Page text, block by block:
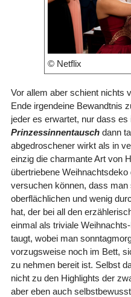
© Netflix
Vor allem aber schient nichts
Ende irgendeine Bewandtnis
jeder es erwartet, nur dass es
Prinzessinnentauschdann
abgedroschener wirkt als in
einzig die charmante Art von
übertriebene
versuchen können, dass
oberflächlichen und wenig
hat, der bei all den
einmal als triviale
taugt, wobei man
vorzugsweise noch im Bett,
zu nehmen bereit ist. Selbst
nicht zu den Highlights der
aber eben auch